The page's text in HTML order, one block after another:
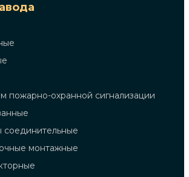
пожарно-охранной сигнализации
монтажные